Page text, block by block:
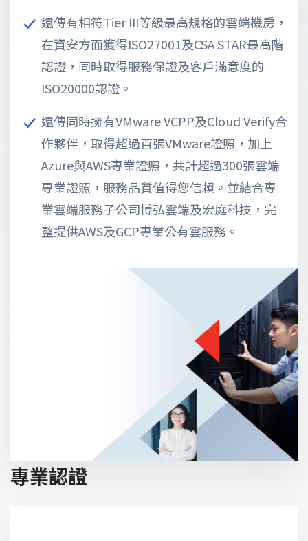
遠傳有相符Tier III等級最高規格的雲端機房，
在資安方面獲得ISO27001及CSA STAR最高階
認證，同時取得服務保證及客戶滿意度的
ISO20000認證。
遠傳同時擁有VMware VCPP及Cloud Verify合
作夥伴，取得超過百張VMware證照，加上
Azure與AWS專業證照，共計超過300張雲端
專業證照，服務品質值得您信賴。並結合專
業雲端服務子公司博弘雲端及宏庭科技，完
整提供AWS及GCP專業公有雲服務。
專業認證